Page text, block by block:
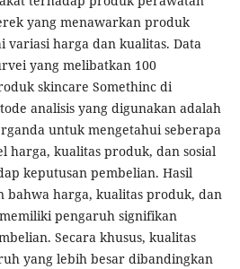
yang menawarkan produk
variasi harga dan kualitas. Data
yang melibatkan 100
skincare Somethinc di
analisis yang digunakan adalah
untuk mengetahui seberapa
harga, kualitas produk, dan sosial
keputusan pembelian. Hasil
bahwa harga, kualitas produk, dan
pengaruh signifikan
Secara khusus, kualitas
yang lebih besar dibandingkan